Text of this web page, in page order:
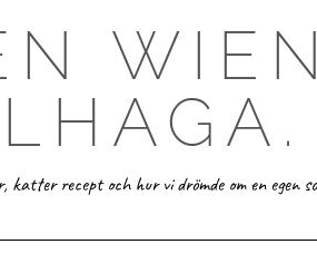
katter recept och hur vi drömde om en egen